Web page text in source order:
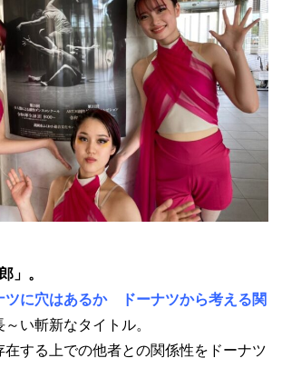
」。
ツに穴はあるか ドーナツから考える関
～い斬新なタイトル。
在する上での他者との関係性をドーナツ